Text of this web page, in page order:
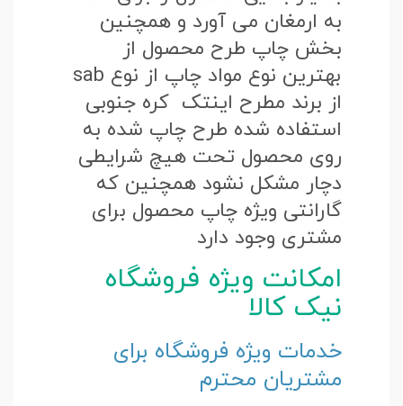
به ارمغان می آورد و همچنین
بخش چاپ طرح محصول از
بهترین نوع مواد چاپ از نوع sab
از برند مطرح اینتک کره جنوبی
استفاده شده طرح چاپ شده به
روی محصول تحت هیچ شرایطی
دچار مشکل نشود همچنین که
گارانتی ویژه چاپ محصول برای
مشتری وجود دارد
امکانت ویژه فروشگاه
نیک کالا
خدمات ویژه فروشگاه برای
مشتریان محترم